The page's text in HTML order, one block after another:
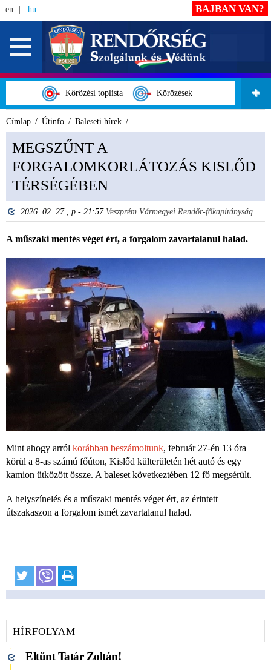
en hu
Körözési toplista Körözések
BAJBAN VAN?
Címlap Útinfo Baleseti hírek
MEGSZŰNT A
FORGALOMKORLÁTOZÁS KISLŐD
TÉRSÉGÉBEN
2026. 02. 27., p - 21:57 Veszprém Vármegyei Rendőr-főkapitányság
A műszaki mentés véget ért, a forgalom zavartalanul halad.
Mint ahogy arról korábban beszámoltunk, február 27-én 13 óra
körül a 8-as számú főúton, Kislőd külterületén hét autó és egy
kamion ütközött össze. A baleset következtében 12 fő megsérült.
A helyszínelés és a műszaki mentés véget ért, az érintett
útszakaszon a forgalom ismét zavartalanul halad.
HÍRFOLYAM
Eltűnt Tatár Zoltán!